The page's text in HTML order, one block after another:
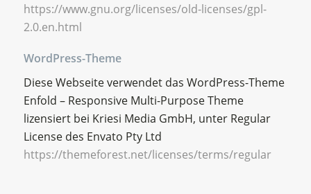
https://www.gnu.org/licenses/old-licenses/gpl-
2.0.en.html
WordPress-Theme
Diese Webseite verwendet das WordPress-Theme
Enfold – Responsive Multi-Purpose Theme
lizensiert bei Kriesi Media GmbH, unter Regular
License des Envato Pty Ltd
https://themeforest.net/licenses/terms/regular